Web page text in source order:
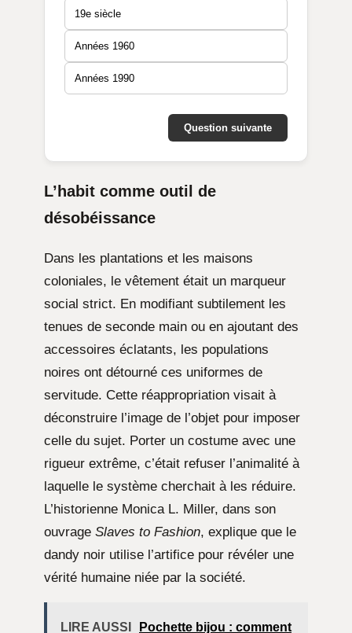
19e siècle
Années 1960
Années 1990
Question suivante
L’habit comme outil de
désobéissance
Dans les plantations et les maisons
coloniales, le vêtement était un marqueur
social strict. En modifiant subtilement les
tenues de seconde main ou en ajoutant des
accessoires éclatants, les populations
noires ont détourné ces uniformes de
servitude. Cette réappropriation visait à
déconstruire l’image de l’objet pour imposer
celle du sujet. Porter un costume avec une
rigueur extrême, c’était refuser l’animalité à
laquelle le système cherchait à les réduire.
L’historienne Monica L. Miller, dans son
ouvrage Slaves to Fashion, explique que le
dandy noir utilise l’artifice pour révéler une
vérité humaine niée par la société.
LIRE AUSSI Pochette bijou : comment